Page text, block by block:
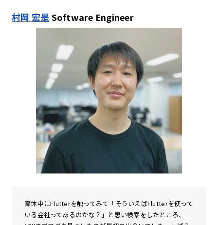
村岡 宏是 Software Engineer
育休中にFlutterを触ってみて「そういえばFlutterを使って
いる会社ってあるのかな？」と思い検索をしたところ、